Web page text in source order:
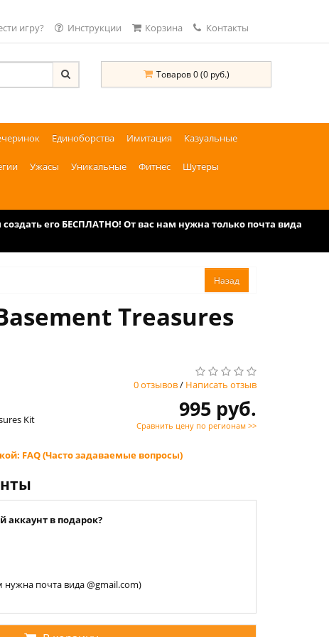
игру? Инструкции Корзина Контакты
Товаров 0 (0 руб.)
Единоборства Имитация Казуальные
Ужасы Уникальные Фитнес Шутеры
его БЕСПЛАТНО! От вас нам нужна только почта вида
Treasures
0 отзывов/ Написать отзыв
Kit
995 руб.
Сравнить цену по регионам >>
FAQ (Часто задаваемые вопросы)
аккаунт в подарок?
нужна почта вида @gmail.com)